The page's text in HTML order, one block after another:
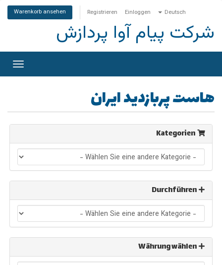
Deutsch
Einloggen
Registrieren
Warenkorb ansehen
شرکت پیام آوا پردازش
هاست پربازدید ایران